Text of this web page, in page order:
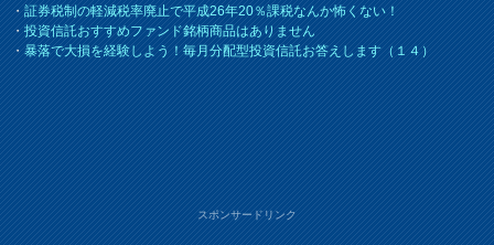
・証券税制の軽減税率廃止で平成26年20％課税なんか怖くない！
・投資信託おすすめファンド銘柄商品はありません
・暴落で大損を経験しよう！毎月分配型投資信託お答えします（１４）
スポンサードリンク